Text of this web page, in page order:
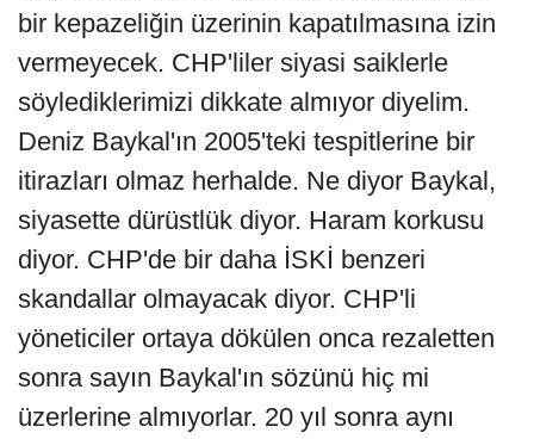
bir kepazeliğin üzerinin kapatılmasına izin
vermeyecek. CHP'liler siyasi saiklerle
söylediklerimizi dikkate almıyor diyelim.
Deniz Baykal'ın 2005'teki tespitlerine bir
itirazları olmaz herhalde. Ne diyor Baykal,
siyasette dürüstlük diyor. Haram korkusu
diyor. CHP'de bir daha İSKİ benzeri
skandallar olmayacak diyor. CHP'li
yöneticiler ortaya dökülen onca rezaletten
sonra sayın Baykal'ın sözünü hiç mi
üzerlerine almıyorlar. 20 yıl sonra aynı